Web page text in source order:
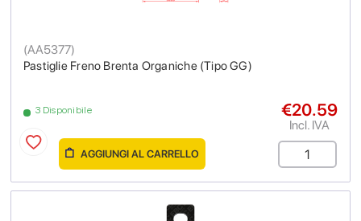
Pastiglie Freno Brenta Organiche (Tipo GG)
(AA5377)
3 Disponibile €20.59
Incl. IVA
AGGIUNGI AL CARRELLO